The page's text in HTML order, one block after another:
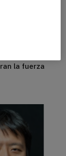
la fuerza